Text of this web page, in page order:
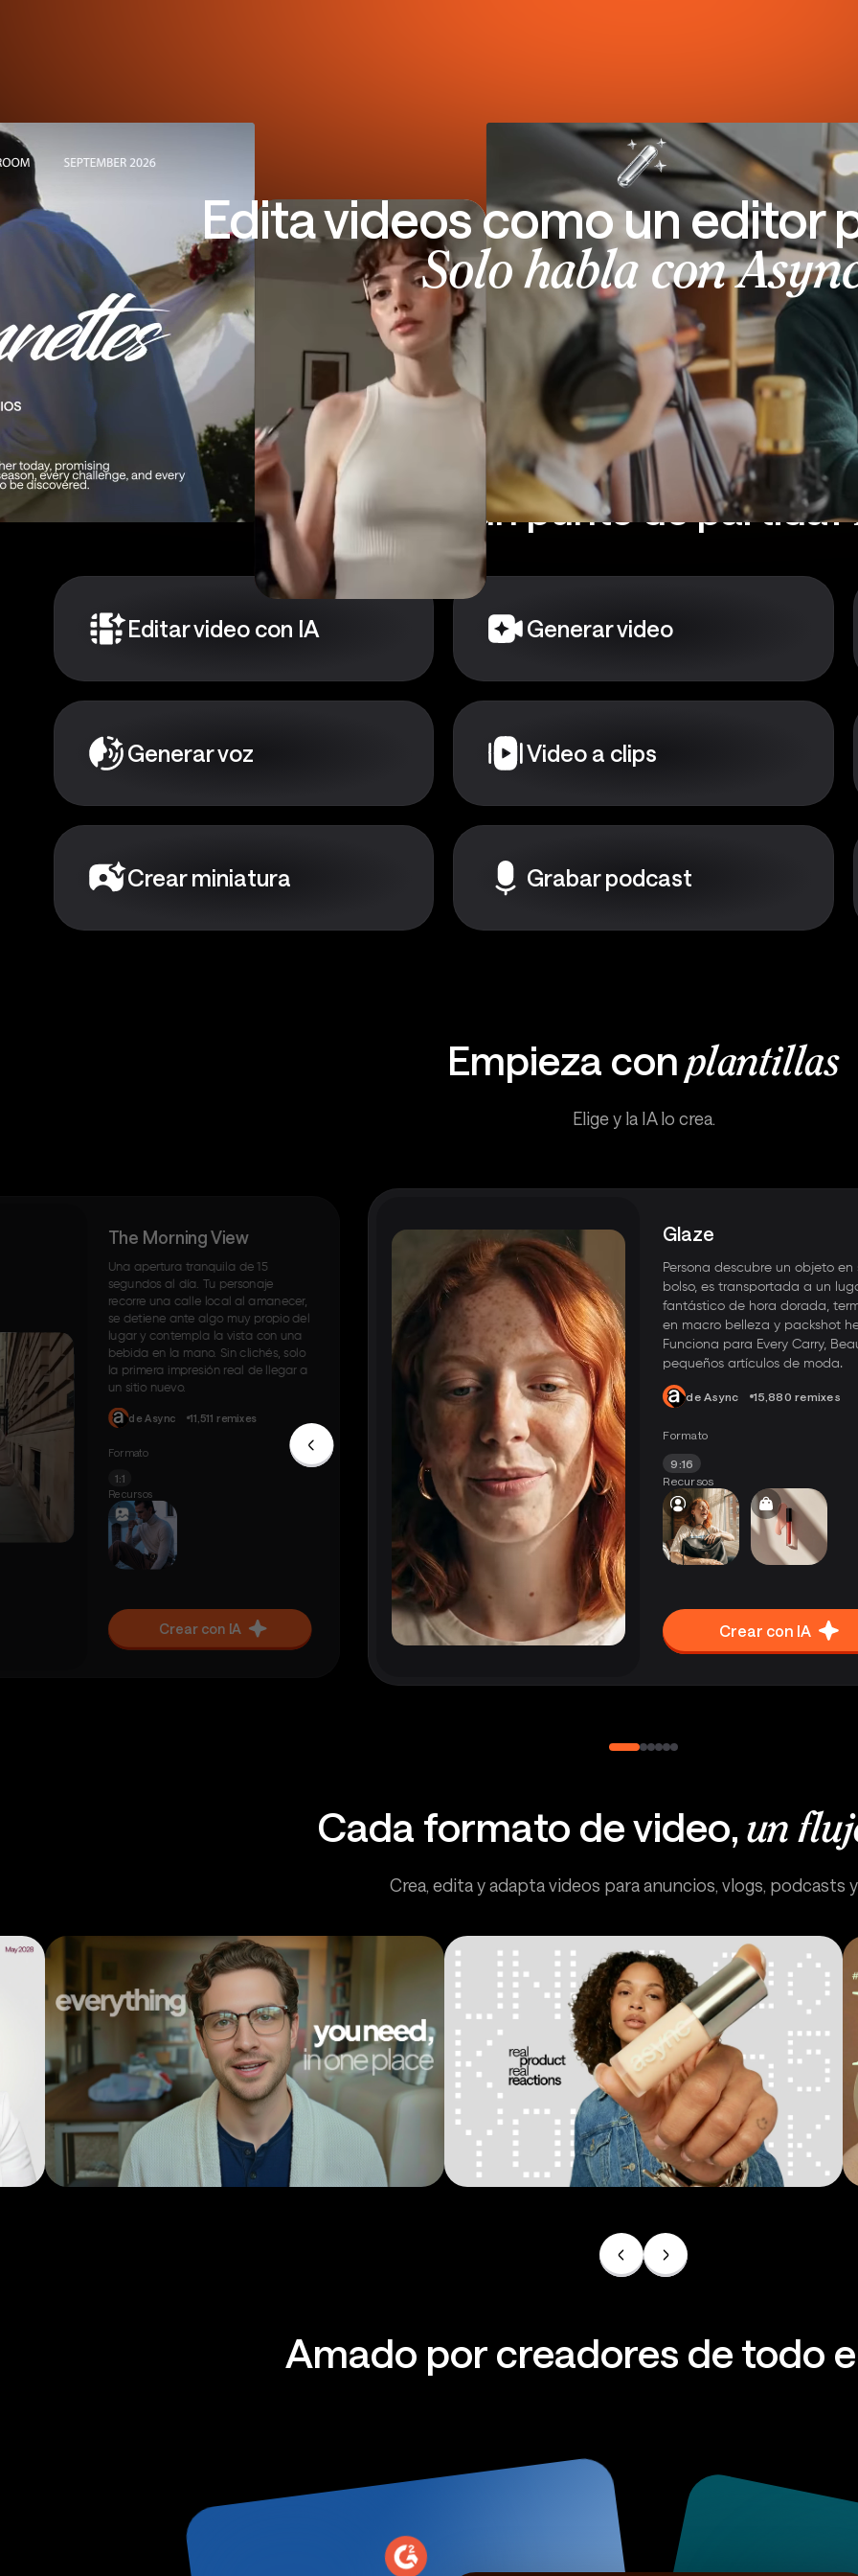
Edita videos como un editor
Solo habla con
¿Necesitas un punto de partida?
Editar video con IA Generar video
Generar voz Video a clips
Crear miniatura Grabar podcast
Empieza conplantillas
Elige y la IA lo crea.
The Morning View
Una apertura tranquila de 15
segundos al día. Tu personaje
recorre una calle local al amanecer,
se detiene ante algo muy propio del
lugar y contempla la vista con una
bebida en la mano. Sin clichés, solo
la primera impresión real de llegar a
un sitio nuevo.
de Async 11,511 remixes
Formato
1:1
Recursos
Crear con IA
Glaze
Persona descubre un objeto en
bolso, es transportada a un
fantástico de hora dorada,
en macro belleza y packshot
Funciona para Every Carry,
pequeños artículos de moda.
de Async 15,880 remixes
Formato
9:16
Recursos
Crear con IA
Cada formato de video, un
Crea, edita y adapta videos para anuncios, vlogs, podcasts
Amado por creadores de todo